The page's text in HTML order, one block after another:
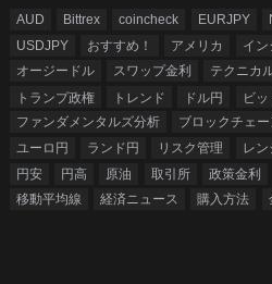
AUD Bittrex coincheck EURJPY
USDJPY
おすすめ！ アメリカ イン
オージードル
スワップ金利 テクニカ
トランプ政権
トレンド ドル円
ビ
ファンダメンタルズ分析
ブロックチェー
ユーロ円
ランド円 リスク管理 レン
円安
円高 原油 取引所 政策金利
移動平均線
経済ニュース 購入方法